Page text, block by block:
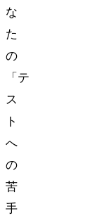
な
た
の
「テ
ス
ト
へ
の
苦
手